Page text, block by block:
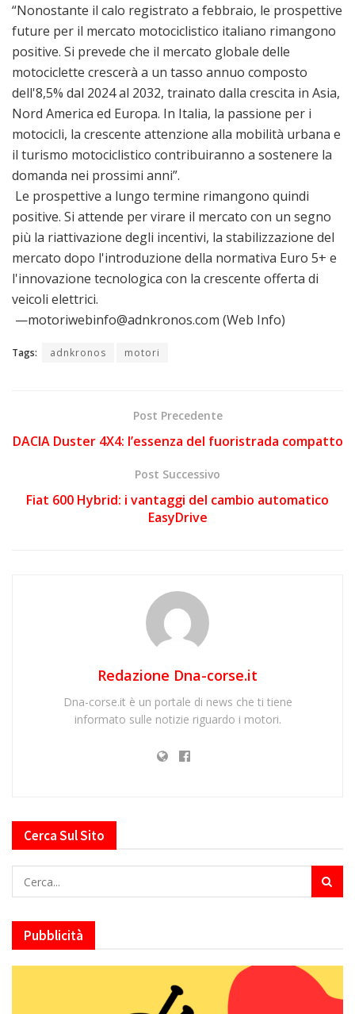
“Nonostante il calo registrato a febbraio, le prospettive
future per il mercato motociclistico italiano rimangono
positive. Si prevede che il mercato globale delle
motociclette crescerà a un tasso annuo composto
dell'8,5% dal 2024 al 2032, trainato dalla crescita in Asia,
Nord America ed Europa. In Italia, la passione per i
motocicli, la crescente attenzione alla mobilità urbana e
il turismo motociclistico contribuiranno a sostenere la
domanda nei prossimi anni”.
Le prospettive a lungo termine rimangono quindi
positive. Si attende per virare il mercato con un segno
più la riattivazione degli incentivi, la stabilizzazione del
mercato dopo l'introduzione della normativa Euro 5+ e
l'innovazione tecnologica con la crescente offerta di
veicoli elettrici.
—motoriwebinfo@adnkronos.com (Web Info)
Tags: adnkronos motori
Post Precedente
DACIA Duster 4X4: l’essenza del fuoristrada compatto
Post Successivo
Fiat 600 Hybrid: i vantaggi del cambio automatico
EasyDrive
Redazione Dna-corse.it
Dna-corse.it è un portale di news che ti tiene
informato sulle notizie riguardo i motori.
Cerca Sul Sito
Pubblicità